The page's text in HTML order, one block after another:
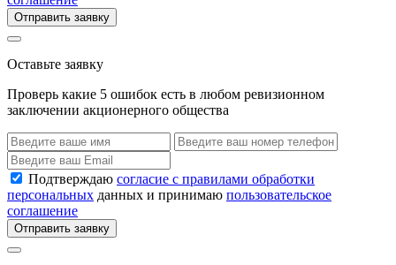
Отправить заявку
Оставьте заявку
Проверь какие 5 ошибок есть в любом ревизионном
заключении акционерного общества
Подтверждаю согласие с правилами обработки
персональных данных и принимаю пользовательское
соглашение
Отправить заявку